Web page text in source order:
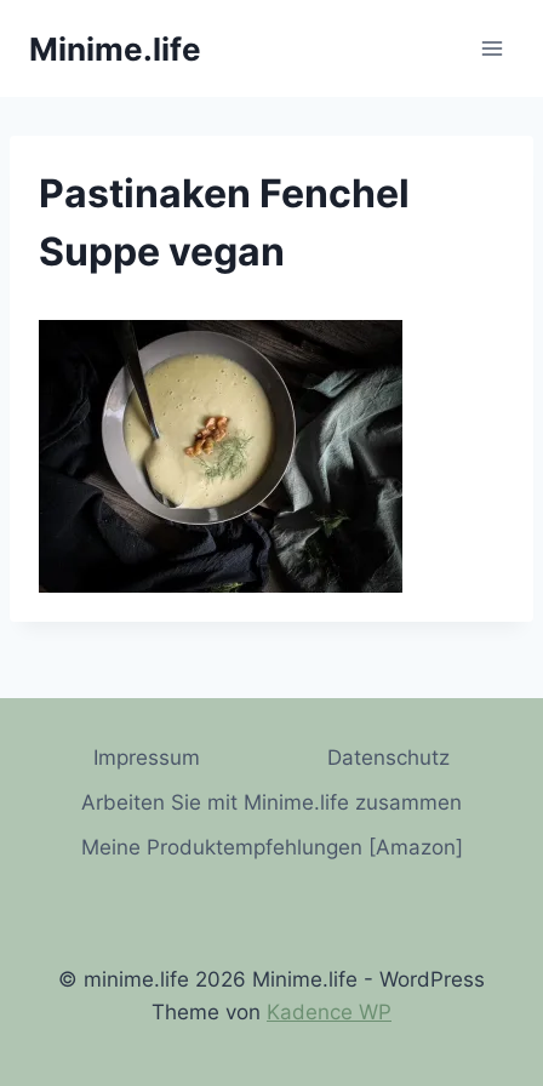
InhaltMinime.life
Pastinaken Fenchel
Suppe vegan
Impressum
Datenschutz
Arbeiten Sie mit Minime.life zusammen
Meine Produktempfehlungen [Amazon]
© minime.life 2026 Minime.life - WordPress
Theme von Kadence WP